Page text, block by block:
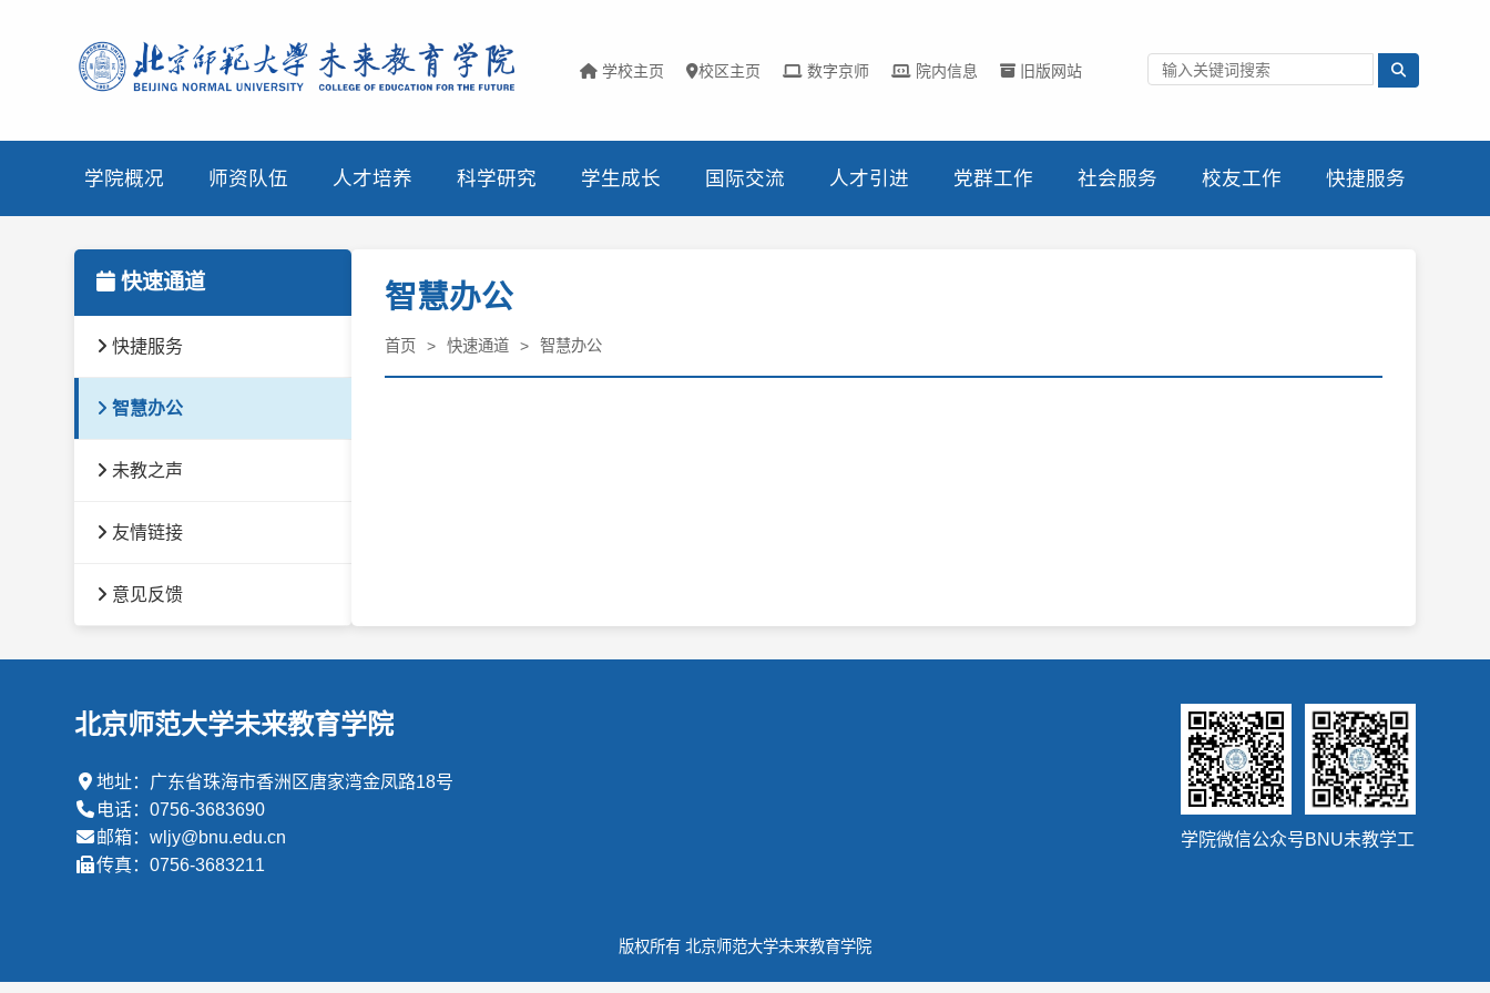
学校主页 校区主页 数字京师 院内信息 旧版网站
学院概况 师资队伍 人才培养 科学研究 学生成长 国际交流 人才引进 党群工作 社会服务 校友工作 快捷服务
快速通道
快捷服务
智慧办公
未教之声
友情链接
意见反馈
智慧办公
首页 快速通道 智慧办公
北京师范大学未来教育学院
地址：广东省珠海市香洲区唐家湾金凤路18号
电话：0756-3683690
邮箱：wljy@bnu.edu.cn
传真：0756-3683211
学院微信公众号BNU未教学工
版权所有 北京师范大学未来教育学院